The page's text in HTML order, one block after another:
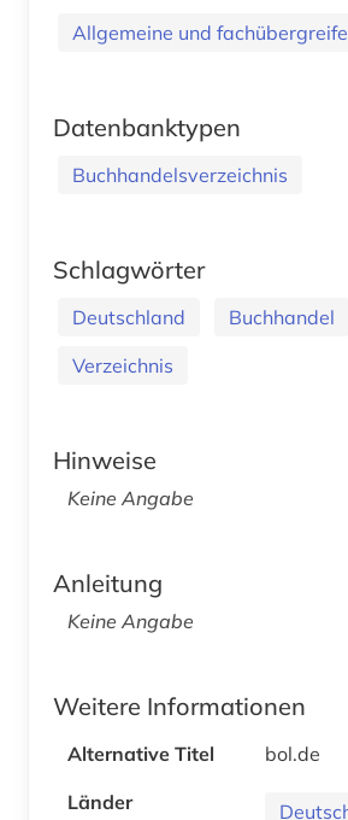
Allgemeine und
Datenbanktypen
Buchhandelsverzeichnis
Schlagwörter
Deutschland Buchhandel
Verzeichnis
Hinweise
Keine Angabe
Anleitung
Keine Angabe
Weitere Informationen
Alternative Titel
bol.de
Länder